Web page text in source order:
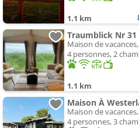
1.1 km
Maison de
4 personnes, 2
1.1 km
Maison À
Maison de
4 personnes, 3